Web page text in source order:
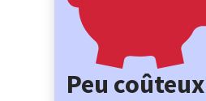
Peu coûteux